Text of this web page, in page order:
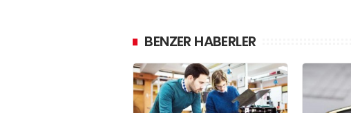
BENZER HABERLER